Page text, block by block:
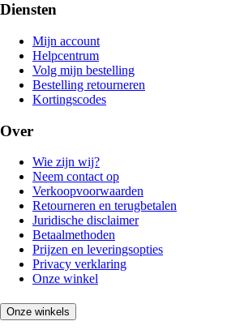
Diensten
Mijn account
Helpcentrum
Volg mijn bestelling
Bestelling retourneren
Kortingscodes
Over
Wie zijn wij?
Neem contact op
Verkoopvoorwaarden
Retourneren en terugbetalen
Juridische disclaimer
Betaalmethoden
Prijzen en leveringsopties
Privacy verklaring
Onze winkel
Onze winkels